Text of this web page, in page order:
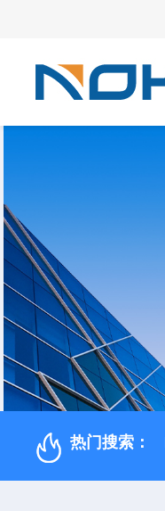
热门搜索：